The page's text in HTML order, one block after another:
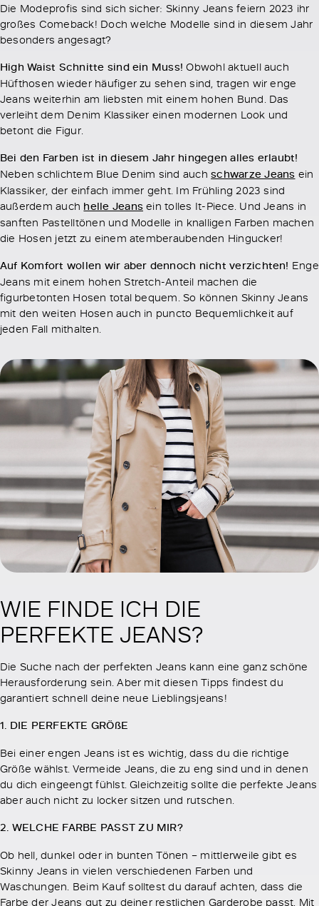
Die Modeprofis sind sich sicher: Skinny Jeans feiern 2023 ihr
großes Comeback! Doch welche Modelle sind in diesem Jahr
besonders angesagt?
High Waist Schnitte sind ein Muss! Obwohl aktuell auch
Hüfthosen wieder häufiger zu sehen sind, tragen wir enge
Jeans weiterhin am liebsten mit einem hohen Bund. Das
verleiht dem Denim Klassiker einen modernen Look und
betont die Figur.
Bei den Farben ist in diesem Jahr hingegen alles erlaubt!
Neben schlichtem Blue Denim sind auchschwarze Jeans ein
Klassiker, der einfach immer geht. Im Frühling 2023 sind
außerdem auch helle Jeans ein tolles It-Piece. Und Jeans in
sanften Pastelltönen und Modelle in knalligen Farben machen
die Hosen jetzt zu einem atemberaubenden Hingucker!
Auf Komfort wollen wir aber dennoch nicht verzichten! Enge
Jeans mit einem hohen Stretch-Anteil machen die
figurbetonten Hosen total bequem. So können Skinny Jeans
mit den weiten Hosen auch in puncto Bequemlichkeit auf
jeden Fall mithalten.
WIE FINDE ICH DIE
PERFEKTE JEANS?
Die Suche nach der perfekten Jeans kann eine ganz schöne
Herausforderung sein. Aber mit diesen Tipps findest du
garantiert schnell deine neue Lieblingsjeans!
1. DIE PERFEKTE GRÖßE
Bei einer engen Jeans ist es wichtig, dass du die richtige
Größe wählst. Vermeide Jeans, die zu eng sind und in denen
du dich eingeengt fühlst. Gleichzeitig sollte die perfekte Jeans
aber auch nicht zu locker sitzen und rutschen.
2. WELCHE FARBE PASST ZU MIR?
Ob hell, dunkel oder in bunten Tönen – mittlerweile gibt es
Skinny Jeans in vielen verschiedenen Farben und
Waschungen. Beim Kauf solltest du darauf achten, dass die
Farbe der Jeans gut zu deiner restlichen Garderobe passt. Mit